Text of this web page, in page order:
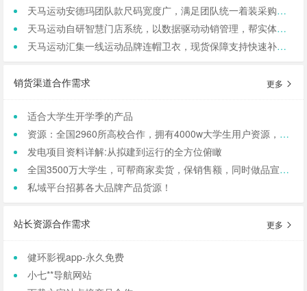
天马运动安德玛团队款尺码宽度广，满足团队统一着装采购需求
天马运动自研智慧门店系统，以数据驱动动销管理，帮实体商家轻量化运营
天马运动汇集一线运动品牌连帽卫衣，现货保障支持快速补货，寻求b端商家合作
销货渠道合作需求 更多
适合大学生开学季的产品
资源：全国2960所高校合作，拥有4000w大学生用户资源，8万+发底薪的校内学生团长，需求符合大学生日常消费的产品，可保RIO
发电项目资料详解:从拟建到运行的全方位俯瞰
全国3500万大学生，可帮商家卖货，保销售额，同时做品宣和私域搭建！
私域平台招募各大品牌产品货源！
站长资源合作需求 更多
健环影视app-永久免费
小七**导航网站